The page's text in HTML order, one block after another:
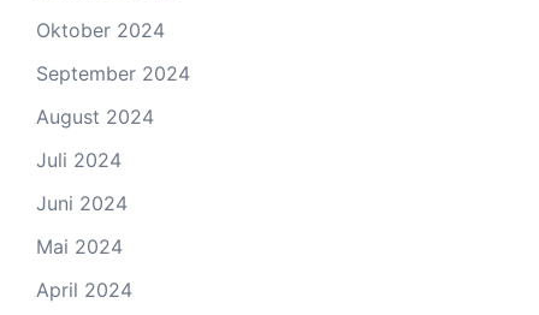
Oktober 2024
September 2024
August 2024
Juli 2024
Juni 2024
Mai 2024
April 2024